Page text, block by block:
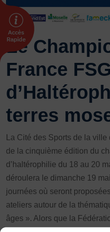
Brevet Fédéral
BAFA
Officiel·les
Responsable
Formateur.trice.s
ORGANISME DE
Certificat de
Certificat de
TSARE
INTERNATIONAL
Échanges
Coopération et
Vivicittà
ACTUALITÉS
CONTACT
Le
France
terres
La Cité des Sports de la
de la cinquième édition du
d’haltérophilie du 18 au 20
déroulera le dimanche 19
journées où seront
ateliers autour de la
âges ». Alors que la
Thème
Clair